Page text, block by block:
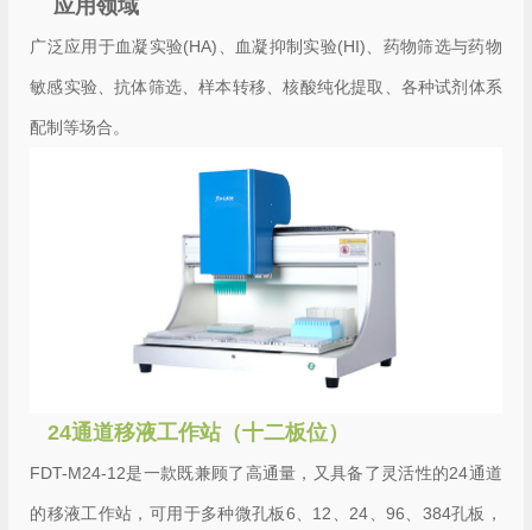
应用领域
广泛应用于血凝实验(HA)、血凝抑制实验(HI)、药物筛选与药物
敏感实验、抗体筛选、样本转移、核酸纯化提取、各种试剂体系
配制等场合。
24通道移液工作站（十二板位）
FDT-M24-12是一款既兼顾了高通量，又具备了灵活性的24通道
的移液工作站，可用于多种微孔板6、12、24、96、384孔板，